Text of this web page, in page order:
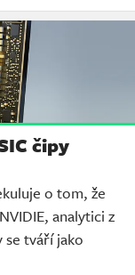
čipy
o tom, že
analytici z
se tváří jako